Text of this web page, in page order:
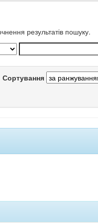
результатів пошуку.
Сортування